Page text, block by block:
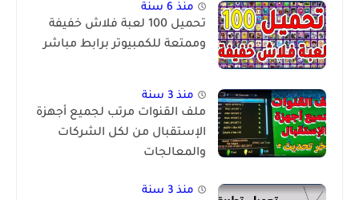
منذ 6 سنة
تحميل 100 لعبة فلاش خفيفة
وممتعة للكمبيوتر برابط مباشر
منذ 3 سنة
ملف القنوات مرتب لجميع أجهزة
الإستقبال من لكل الشركات
والمعالجات
منذ 3 سنة